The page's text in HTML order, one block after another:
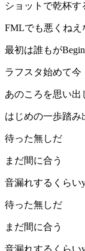
ショットで乾杯
FMLでも悪くねえ
最初は誰もが
ラフスタ始めて今
あのころを思い出
はじめの一歩踏み
待った無しだ
まだ間に合う
音漏れするくらい
待った無しだ
まだ間に合う